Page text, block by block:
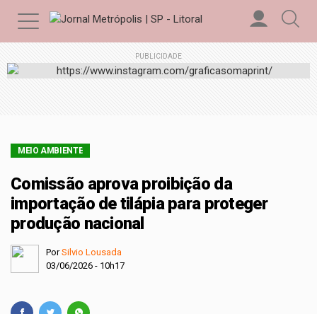
PUBLICIDADE
MEIO AMBIENTE
Comissão aprova proibição da
importação de tilápia para proteger
produção nacional
PorSilvio Lousada
03/06/2026 - 10h17